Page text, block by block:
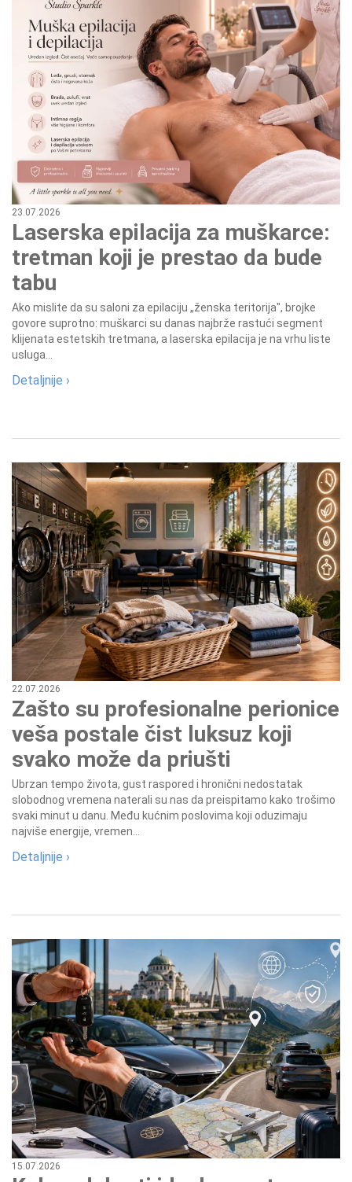
23.07.2026
Laserska epilacija za muškarce:
tretman koji je prestao da bude
tabu
Ako mislite da su saloni za epilaciju „ženska teritorija", brojke
govore suprotno: muškarci su danas najbrže rastući segment
klijenata estetskih tretmana, a laserska epilacija je na vrhu liste
usluga...
Detaljnije ›
22.07.2026
Zašto su profesionalne perionice
veša postale čist luksuz koji
svako može da priušti
Ubrzan tempo života, gust raspored i hronični nedostatak
slobodnog vremena naterali su nas da preispitamo kako trošimo
svaki minut u danu. Među kućnim poslovima koji oduzimaju
najviše energije, vremen...
Detaljnije ›
15.07.2026